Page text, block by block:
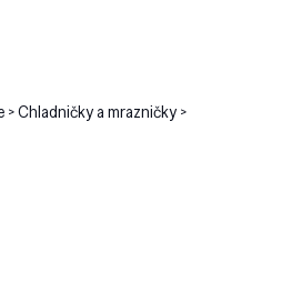
Chladničky a mrazničky >